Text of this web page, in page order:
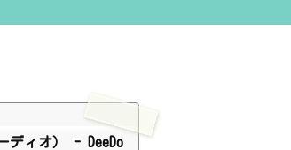
ディオ） - DeeDo